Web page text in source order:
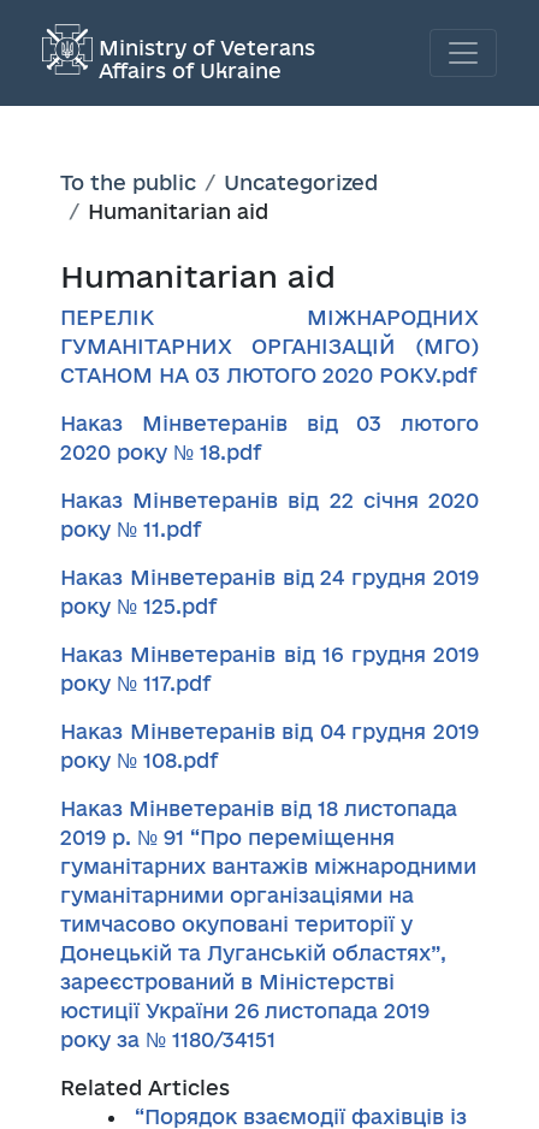
Ministry of Veterans
Affairs of Ukraine
To the public
Uncategorized
Humanitarian aid
Humanitarian aid
ПЕРЕЛІК МІЖНАРОДНИХ
ГУМАНІТАРНИХ ОРГАНІЗАЦІЙ (МГО)
СТАНОМ НА 03 ЛЮТОГО 2020 РОКУ.pdf
Наказ Мінветеранів від 03 лютого
2020 року № 18.pdf
Наказ Мінветеранів від 22 січня 2020
року № 11.pdf
Наказ Мінветеранів від 24 грудня 2019
року № 125.pdf
Наказ Мінветеранів від 16 грудня 2019
року № 117.pdf
Наказ Мінветеранів від 04 грудня 2019
року № 108.pdf
Наказ Мінветеранів від 18 листопада
2019 р. № 91 “Про переміщення
гуманітарних вантажів міжнародними
гуманітарними організаціями на
тимчасово окуповані території у
Донецькій та Луганській областях”,
зареєстрований в Міністерстві
юстиції України 26 листопада 2019
року за № 1180/34151
Related Articles
“Порядок взаємодії фахівців із